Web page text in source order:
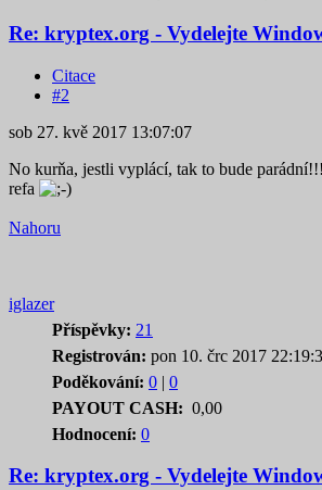
Re: kryptex.org - Vydelejte
Citace
#2
sob 27. kvě 2017 13:07:07
No kurňa, jestli vyplácí, tak to bude
refa
Nahoru
iglazer
Příspěvky: 21
Registrován: pon 10. črc 2017
Poděkování: 0 | 0
PAYOUT CASH: 0,00
Hodnocení: 0
Re: kryptex.org - Vydelejte